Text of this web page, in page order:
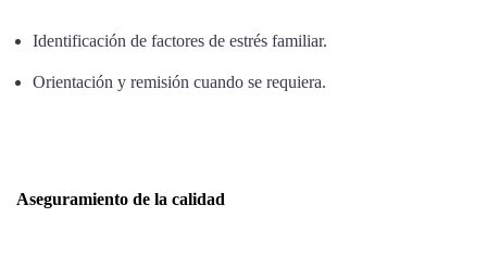
Identificación de factores de estrés familiar.
Orientación y remisión cuando se requiera.
Aseguramiento de la calidad